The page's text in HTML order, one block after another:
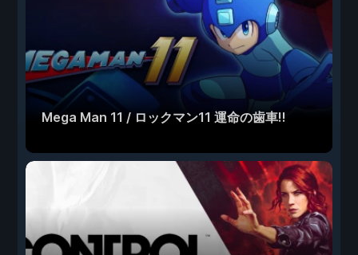
Mega Man 11 / ロックマン11 運命の歯車!!